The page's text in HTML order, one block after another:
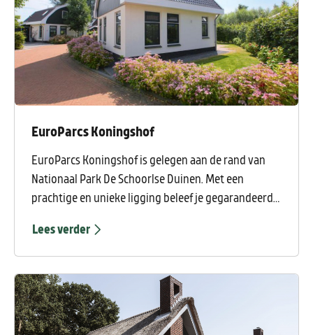
EuroParcs Koningshof
EuroParcs Koningshof is gelegen aan de rand van
Nationaal Park De Schoorlse Duinen. Met een
prachtige en unieke ligging beleef je gegarandeerd
Oudhollandse uitstraling met lange groene lanen en
luxe vakantiewoningen. EuroParcs Koningshof is dé
perfecte uitvalsbasis als je houd van rust, natuur en
ontspanning.
Lees verder